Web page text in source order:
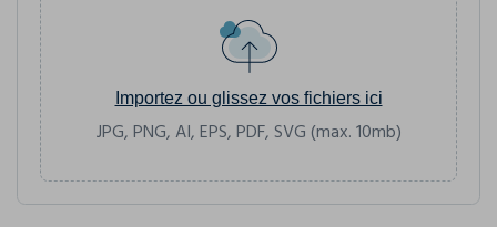
Importez ou glissez vos fichiers ici
JPG, PNG, AI, EPS, PDF, SVG (max. 10mb)